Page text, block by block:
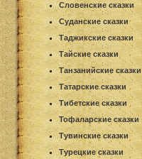
Словенские сказки
Суданские сказки
Таджикские сказки
Тайские сказки
Танзанийские сказки
Татарские сказки
Тибетские сказки
Тофаларские сказки
Тувинские сказки
Турецкие сказки